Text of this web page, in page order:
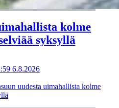
kolme
syksyllä
6.8.2026
uudesta uimahallista kolme